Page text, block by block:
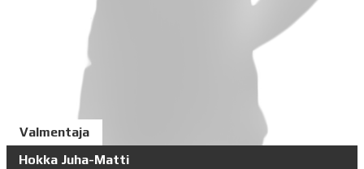
Valmentaja
Hokka Juha-Matti